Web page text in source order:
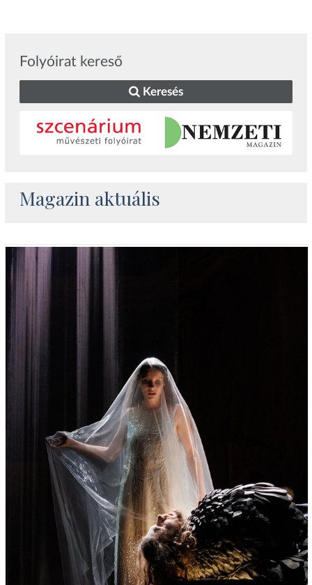
Folyóirat kereső
Keresés
Magazin aktuális